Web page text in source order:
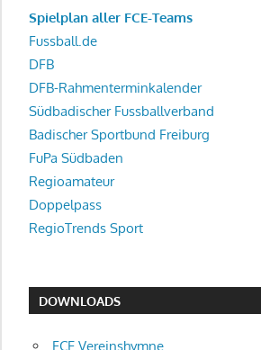
Spielplan aller FCE-Teams
Fussball.de
DFB
DFB-Rahmenterminkalender
Südbadischer Fussballverband
Badischer Sportbund Freiburg
FuPa Südbaden
Regioamateur
Doppelpass
RegioTrends Sport
DOWNLOADS
FCE Vereinshymne